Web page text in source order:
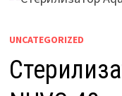
UNCATEGORIZED